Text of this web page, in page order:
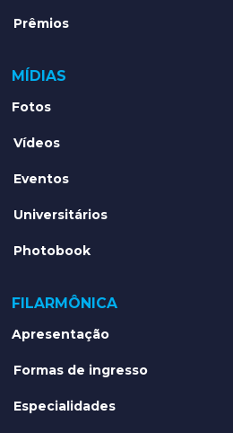
Prêmios
MÍDIAS
Fotos
Vídeos
Eventos
Universitários
Photobook
FILARMÔNICA
Apresentação
Formas de ingresso
Especialidades